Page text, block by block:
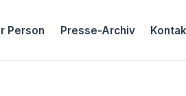
Person Presse-Archiv